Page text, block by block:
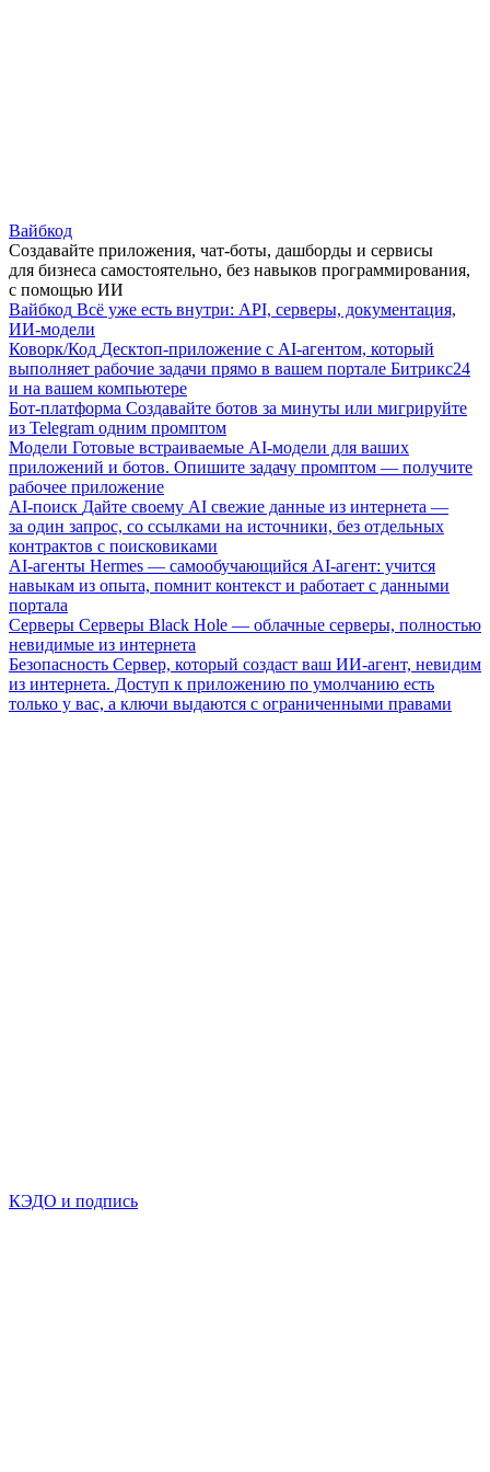
Вайбкод
Создавайте приложения, чат-боты, дашборды и сервисы
для бизнеса самостоятельно, без навыков программирования,
с помощью ИИ
Вайбкод Всё уже есть внутри: API, серверы, документация,
ИИ-модели
Коворк/Код Десктоп-приложение с AI-агентом, который
выполняет рабочие задачи прямо в вашем портале Битрикс24
и на вашем компьютере
Бот-платформа Создавайте ботов за минуты или мигрируйте
из Telegram одним промптом
Модели Готовые встраиваемые AI-модели для ваших
приложений и ботов. Опишите задачу промптом — получите
рабочее приложение
AI-поиск Дайте своему AI свежие данные из интернета —
за один запрос, со ссылками на источники, без отдельных
контрактов с поисковиками
AI-агенты Hermes — самообучающийся AI-агент: учится
навыкам из опыта, помнит контекст и работает с данными
портала
Серверы Серверы Black Hole — облачные серверы, полностью
невидимые из интернета
Безопасность Сервер, который создаст ваш ИИ-агент, невидим
из интернета. Доступ к приложению по умолчанию есть
только у вас, а ключи выдаются с ограниченными правами
КЭДО и подпись